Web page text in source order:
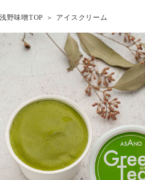
浅野味噌TOP アイスクリーム